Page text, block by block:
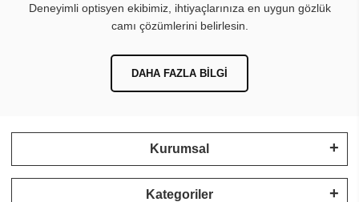
Deneyimli optisyen ekibimiz, ihtiyaçlarınıza en uygun gözlük
camı çözümlerini belirlesin.
DAHA FAZLA BILGI
Kurumsal
Kategoriler